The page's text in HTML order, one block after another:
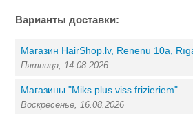
Варианты доставки:
Магазин HairShop.lv, Renēnu 10a,
Пятница, 14.08.2026
Магазины "Miks plus viss frizieriem"
Воскресенье, 16.08.2026